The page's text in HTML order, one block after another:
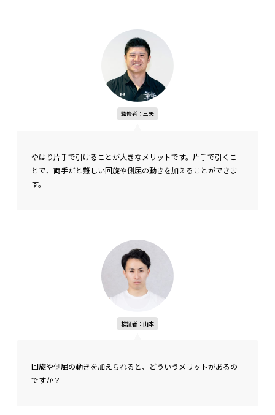
監修者：三矢
やはり片手で引けることが大きなメリットです。片手で引くこ
とで、両手だと難しい回旋や側屈の動きを加えることができま
す。
検証者：山本
回旋や側屈の動きを加えられると、どういうメリットがあるの
ですか？